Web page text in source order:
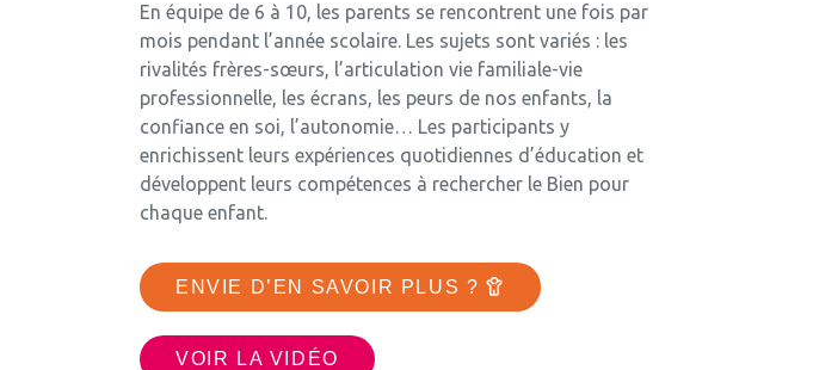
En équipe de 6 à 10, les parents se rencontrent une fois par
mois pendant l’année scolaire. Les sujets sont variés : les
rivalités frères-sœurs, l’articulation vie familiale-vie
professionnelle, les écrans, les peurs de nos enfants, la
confiance en soi, l’autonomie… Les participants y
enrichissent leurs expériences quotidiennes d’éducation et
développent leurs compétences à rechercher le Bien pour
chaque enfant.
ENVIE D’EN SAVOIR PLUS ?
VOIR LA VIDÉO